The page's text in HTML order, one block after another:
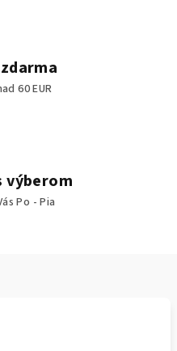
60 EUR
výberom
Po - Pia